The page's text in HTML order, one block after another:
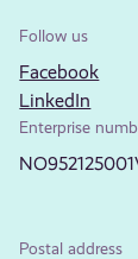
Follow us
Facebook
LinkedIn
Enterprise
Postal address